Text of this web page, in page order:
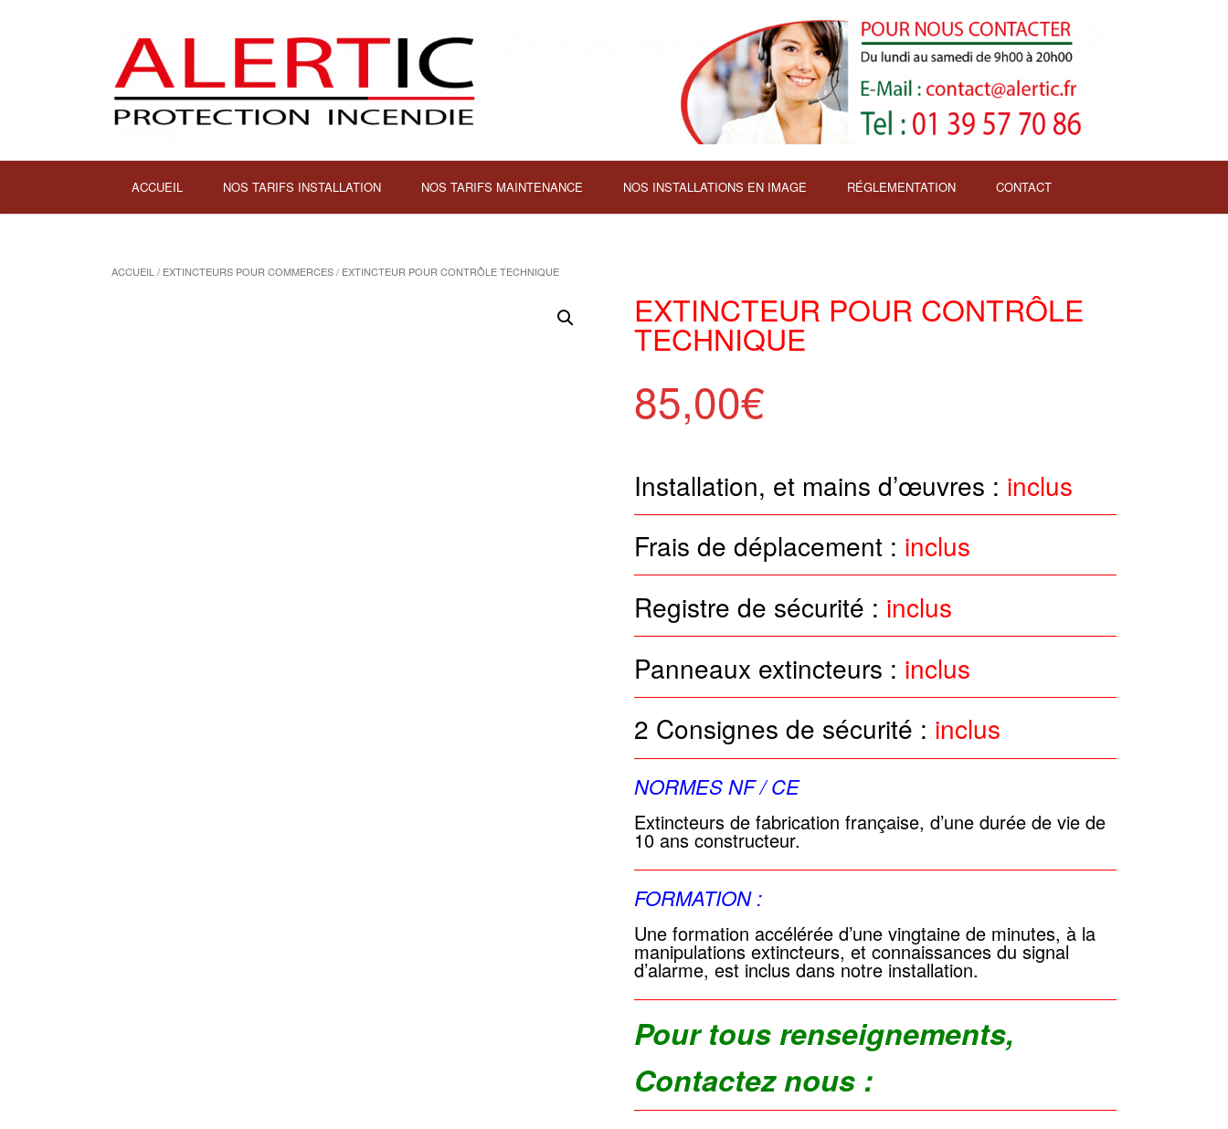
ACCUEIL NOS TARIFS INSTALLATION NOS TARIFS MAINTENANCE NOS INSTALLATIONS EN IMAGE RÉGLEMENTATION CONTACT
ACCUEIL / EXTINCTEURS POUR COMMERCES/ EXTINCTEUR POUR CONTRÔLE TECHNIQUE
EXTINCTEUR POUR CONTRÔLE
TECHNIQUE
85,00€
Installation, et mains d’œuvres : inclus
Frais de déplacement : inclus
Registre de sécurité : inclus
Panneaux extincteurs : inclus
2 Consignes de sécurité : inclus
NORMES NF / CE
Extincteurs de fabrication française, d’une durée de vie de
10 ans constructeur.
FORMATION :
Une formation accélérée d’une vingtaine de minutes, à la
manipulations extincteurs, et connaissances du signal
d’alarme, est inclus dans notre installation.
Pour tous renseignements,
Contactez nous :